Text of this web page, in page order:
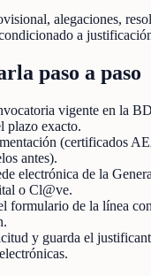
alegaciones,
a
paso a paso
vigente en la
plazo exacto.
(certificados
antes).
electrónica de la
o Cl@ve.
formulario de la línea
y guarda el